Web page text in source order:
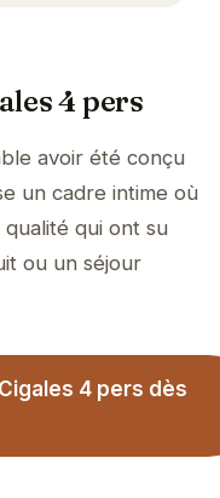
4 pers
avoir été conçu
un cadre intime où
qui ont su
ou un séjour
4 pers dès